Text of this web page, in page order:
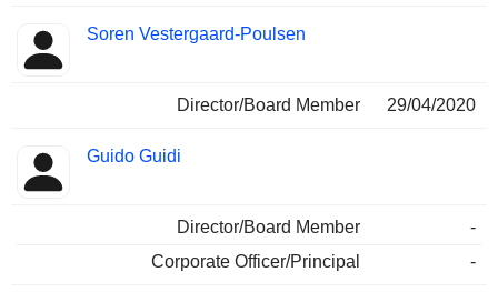
Soren Vestergaard-Poulsen
Director/Board Member 29/04/2020
Guido Guidi
Director/Board Member
-
Corporate Officer/Principal
-